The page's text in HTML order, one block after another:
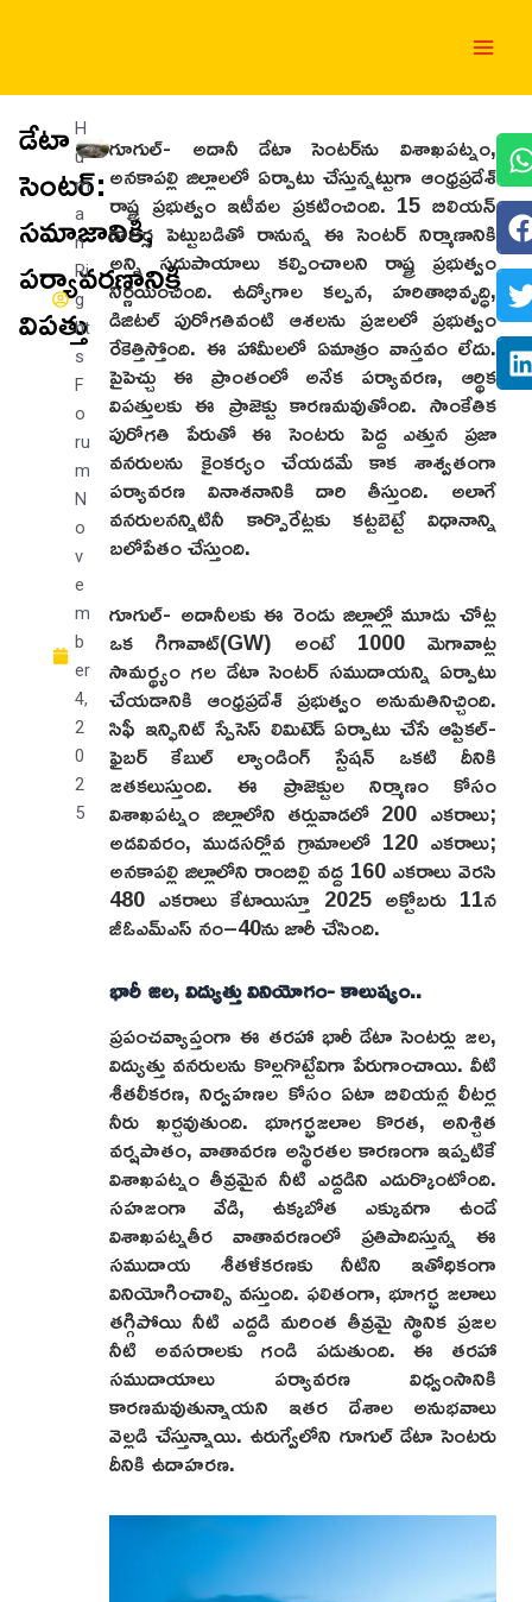
డేటా
సెంటర్:
సమాజానికి,
పర్యావరణానికి
విపత్తు
H
u
m
a
n
Ri
g
ht
s
F
o
ru
m
N
o
v
e
m
b
er
4,
2
0
2
5
గూగుల్- అదానీ డేటా సెంటర్‌ను విశాఖపట్నం,
అనకాపల్లి జిల్లాలలో ఏర్పాటు చేస్తున్నట్టుగా ఆంధ్రప్రదేశ్
రాష్ట్ర ప్రభుత్వం ఇటీవల ప్రకటించింది. 15 బిలియన్
డాలర్ల పెట్టుబడితో రానున్న ఈ సెంటర్ నిర్మాణానికి
అన్ని సదుపాయాలు కల్పించాలని రాష్ట్ర ప్రభుత్వం
నిర్ణయించింది. ఉద్యోగాల కల్పన, హరితాభివృద్ధి,
డిజిటల్ పురోగతివంటి ఆశలను ప్రజలలో ప్రభుత్వం
రేకెత్తిస్తోంది. ఈ హామీలలో ఏమాత్రం వాస్తవం లేదు.
పైపెచ్చు ఈ ప్రాంతంలో అనేక పర్యావరణ, ఆర్థిక
విపత్తులకు ఈ ప్రాజెక్టు కారణమవుతోంది. సాంకేతిక
పురోగతి పేరుతో ఈ సెంటరు పెద్ద ఎత్తున ప్రజా
వనరులను కైంకర్యం చేయడమే కాక శాశ్వతంగా
పర్యావరణ వినాశనానికి దారి తీస్తుంది. అలాగే
వనరులనన్నిటినీ కార్పొరేట్లకు కట్టబెట్టే విధానాన్ని
బలోపేతం చేస్తుంది.
గూగుల్- అదానీలకు ఈ రెండు జిల్లాల్లో మూడు చోట్ల
ఒక గిగావాట్(GW) అంటే 1000 మెగావాట్ల
సామర్థ్యం గల డేటా సెంటర్ సముదాయన్ని ఏర్పాటు
చేయడానికి ఆంధ్రప్రదేశ్ ప్రభుత్వం అనుమతినిచ్చింది.
సిఫీ ఇన్ఫినిట్ స్పేసెస్ లిమిటెడ్ ఏర్పాటు చేసే ఆప్టికల్-
ఫైబర్ కేబుల్ ల్యాండింగ్ స్టేషన్‌ ఒకటి దీనికి
జతకలుస్తుంది. ఈ ప్రాజెక్టుల నిర్మాణం కోసం
విశాఖపట్నం జిల్లాలోని తర్లువాడలో 200 ఎకరాలు;
అడవివరం, ముడసర్లోవ గ్రామాలలో 120 ఎకరాలు;
అనకాపల్లి జిల్లాలోని రాంబిల్లి వద్ద 160 ఎకరాలు వెరసి
480 ఎకరాలు కేటాయిస్తూ 2025 అక్టోబరు 11న
జీఓఎమ్ఎస్ నం–40ను జారీ చేసింది.
భారీ జల, విద్యుత్తు వినియోగం- కాలుష్యం..
ప్రపంచవ్యాప్తంగా ఈ తరహా భారీ డేటా సెంటర్లు జల,
విద్యుత్తు వనరులను కొల్లగొట్టేవిగా పేరుగాంచాయి. వీటి
శీతలీకరణ, నిర్వహణల కోసం ఏటా బిలియన్ల లీటర్ల
నీరు ఖర్చవుతుంది. భూగర్భజలాల కొరత, అనిశ్చిత
వర్షపాతం, వాతావరణ అస్థిరతల కారణంగా ఇప్పటికే
విశాఖపట్నం తీవ్రమైన నీటి ఎద్దడిని ఎదుర్కొంటోంది.
సహజంగా వేడి, ఉక్కబోత ఎక్కువగా ఉండే
విశాఖపట్నతీర వాతావరణంలో ప్రతిపాదిస్తున్న ఈ
సముదాయ శీతళీకరణకు నీటిని ఇతోధికంగా
వినియోగించాల్సి వస్తుంది. ఫలితంగా, భూగర్భ జలాలు
తగ్గిపోయి నీటి ఎద్దడి మరింత తీవ్రమై స్థానిక ప్రజల
నీటి అవసరాలకు గండి పడుతుంది. ఈ తరహా
సముదాయాలు పర్యావరణ విధ్వంసానికి
కారణమవుతున్నాయని ఇతర దేశాల అనుభవాలు
వెల్లడి చేస్తున్నాయి. ఉరుగ్వేలోని గూగుల్ డేటా సెంటరు
దీనికి ఉదాహరణ.